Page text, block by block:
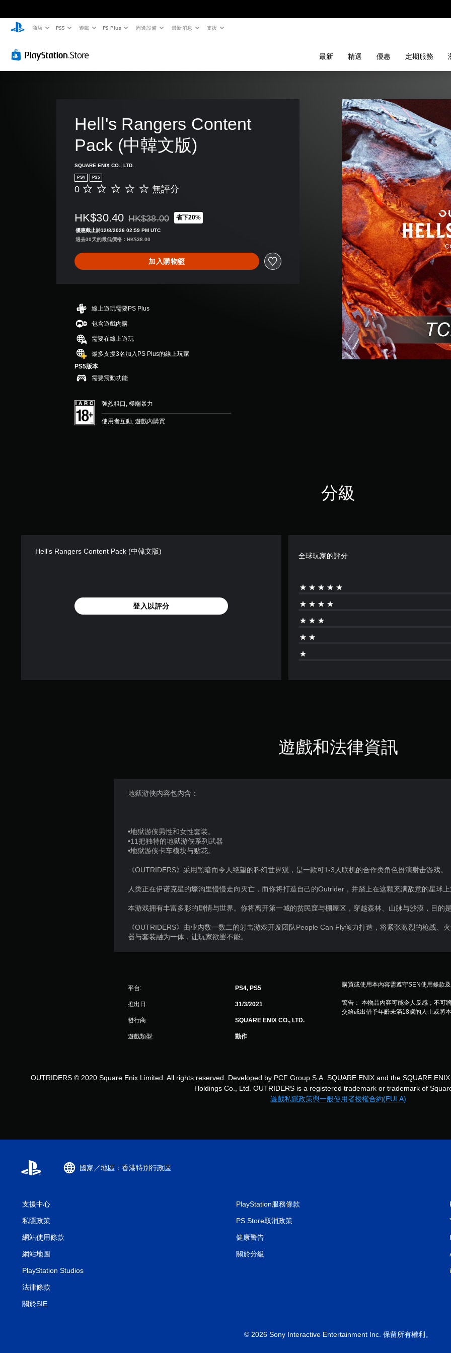
商店 PS5 遊戲 PS Plus 周邊設備 最新消息 支援
最新 精選 優惠 定期服務
Hell's Rangers Content
Pack (中韓文版)
SQUARE ENIX CO., LTD.
PS4 PS5
無
0 無評分
HK$30.40 折扣前原價為HK$38.00
HK$38.00 省下20%
優惠截止於12/8/2026 02:59 PM UTC
過去30天的最低價格：HK$38.00
加入購物籃
線上遊玩需要PS Plus
包含遊戲內購
需要在線上遊玩
最多支援3名加入PS Plus的線上玩家
PS5版本
需要震動功能
強烈粗口, 極端暴力
使用者互動, 遊戲內購買
分級
Hell's Rangers Content Pack (中韓文版)
登入以評分
全球玩家的評分
遊戲和法律資訊
地狱游侠内容包内含：
•地狱游侠男性和女性套装。
•11把独特的地狱游侠系列武器
•地狱游侠卡车模块与贴花。
《OUTRIDERS》采用黑暗而令人绝望的科幻世界观，是一款可1-3人联机的合作类角色扮演射击游戏。
人类正在伊诺克星的壕沟里慢慢走向灭亡，而你将打造自己的Outrider，并踏上在这颗充满敌意的星球上
本游戏拥有丰富多彩的剧情与世界。你将离开第一城的贫民窟与棚屋区，穿越森林、山脉与沙漠，目的
《OUTRIDERS》由业内数一数二的射击游戏开发团队People Can Fly倾力打造，将紧张激烈的枪战、
器与套装融为一体，让玩家欲罢不能。
平台: PS4, PS5
推出日: 31/3/2021
發行商: SQUARE ENIX CO., LTD.
遊戲類型: 動作
購買或使用本內容需遵守SEN使用條款及
警告： 本物品內容可能令人反感；不可
交給或出借予年齡未滿18歲的人士或將
OUTRIDERS © 2020 Square Enix Limited. All rights reserved. Developed by PCF Group S.A. SQUARE ENIX and the SQUARE
Holdings Co., Ltd. OUTRIDERS is a registered trademark or trademark of
遊戲私隱政策與一般使用者授權合約(EULA)
國家／地區：香港特別行政區
支援中心
私隱政策
網站使用條款
網站地圖
PlayStation Studios
法律條款
關於SIE
PlayStation服務條款
PS Store取消政策
健康警告
關於分級
© 2026 Sony Interactive Entertainment Inc. 保留所有權利。